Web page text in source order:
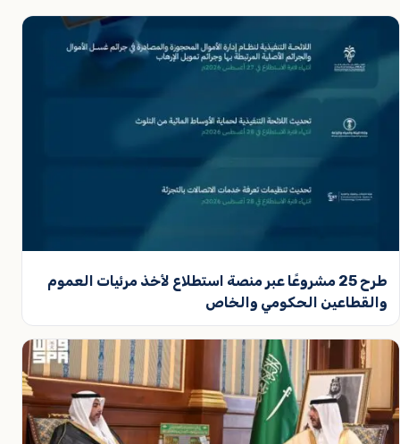
طرح 25 مشروعًا عبر منصة استطلاع لأخذ مرئيات العموم
والقطاعين الحكومي والخاص